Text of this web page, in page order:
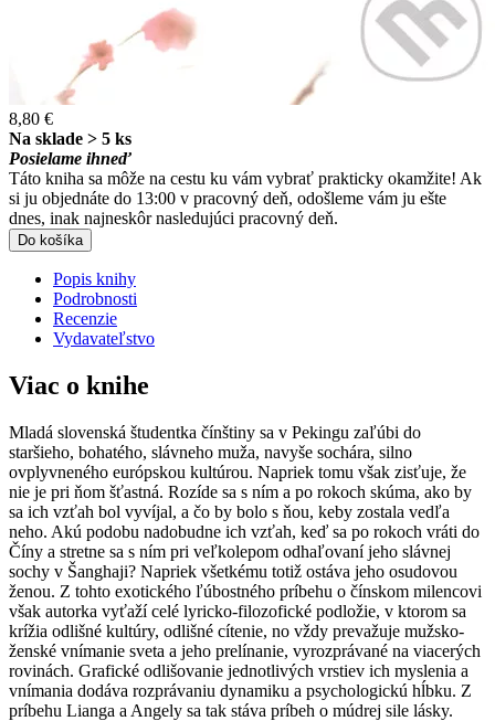
8,80 €
Na sklade > 5 ks
Posielame ihneď
Táto kniha sa môže na cestu ku vám vybrať prakticky okamžite! Ak
si ju objednáte do 13:00 v pracovný deň, odošleme vám ju ešte
dnes, inak najneskôr nasledujúci pracovný deň.
Do košíka
Popis knihy
Podrobnosti
Recenzie
Vydavateľstvo
Viac o knihe
Mladá slovenská študentka čínštiny sa v Pekingu zaľúbi do
staršieho, bohatého, slávneho muža, navyše sochára, silno
ovplyvneného európskou kultúrou. Napriek tomu však zisťuje, že
nie je pri ňom šťastná. Rozíde sa s ním a po rokoch skúma, ako by
sa ich vzťah bol vyvíjal, a čo by bolo s ňou, keby zostala vedľa
neho. Akú podobu nadobudne ich vzťah, keď sa po rokoch vráti do
Číny a stretne sa s ním pri veľkolepom odhaľovaní jeho slávnej
sochy v Šanghaji? Napriek všetkému totiž ostáva jeho osudovou
ženou. Z tohto exotického ľúbostného príbehu o čínskom milencovi
však autorka vyťaží celé lyricko-filozofické podložie, v ktorom sa
krížia odlišné kultúry, odlišné cítenie, no vždy prevažuje mužsko-
ženské vnímanie sveta a jeho prelínanie, vyrozprávané na viacerých
rovinách. Grafické odlišovanie jednotlivých vrstiev ich myslenia a
vnímania dodáva rozprávaniu dynamiku a psychologickú hĺbku. Z
príbehu Lianga a Angely sa tak stáva príbeh o múdrej sile lásky.